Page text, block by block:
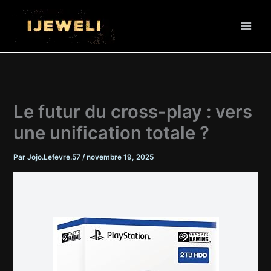
contenu
Le futur du cross-play : vers
une unification totale ?
ParJojo.Lefevre.57/novembre 19, 2025